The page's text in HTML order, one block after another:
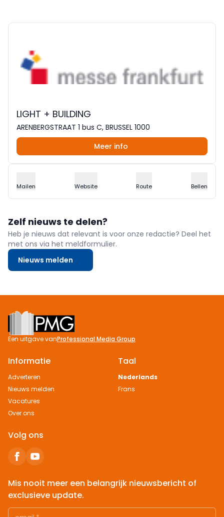
LIGHT + BUILDING
ARENBERGSTRAAT 1 bus C, BRUSSEL 1000
Meer info
Mailen Website Route Bellen
Zelf nieuws te delen?
Heb je nieuws dat relevant is voor onze redactie? Deel het
met ons via het meldformulier.
Nieuws melden
Footer
Een uitgave vanProfessional Media Group
Informatie
Adverteren
Nieuws melden
Vacatures
Over ons
Taal
Nederlands
Frans
Volg ons
Mis nooit meer een belangrijk nieuwsbericht of
exclusieve update.